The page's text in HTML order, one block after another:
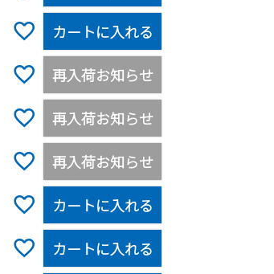
カートに入れる
再入荷お知らせ
再入荷お知らせ
再入荷お知らせ
カートに入れる
カートに入れる